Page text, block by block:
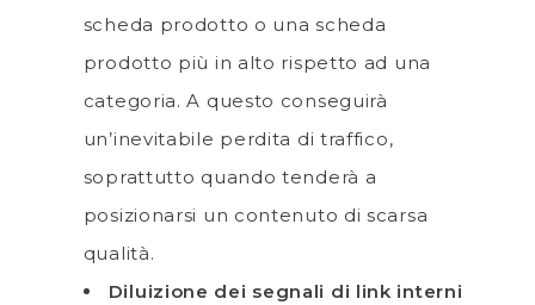
scheda prodotto o una scheda
prodotto più in alto rispetto ad una
categoria. A questo conseguirà
un’inevitabile perdita di traffico,
soprattutto quando tenderà a
posizionarsi un contenuto di scarsa
qualità.
Diluizione dei segnali di link interni